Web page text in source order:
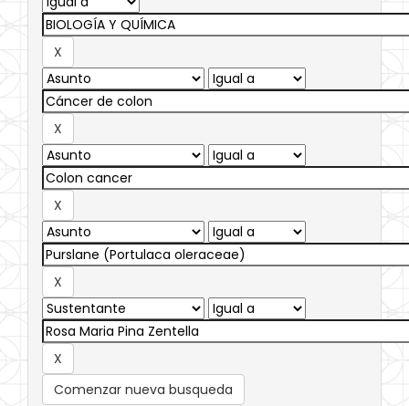
Comenzar nueva busqueda